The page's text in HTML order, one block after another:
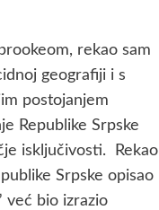
rekao sam
geografiji i s
postojanjem
Republike Srpske
isključivosti. Rekao
Srpske opisao
već bio izrazio